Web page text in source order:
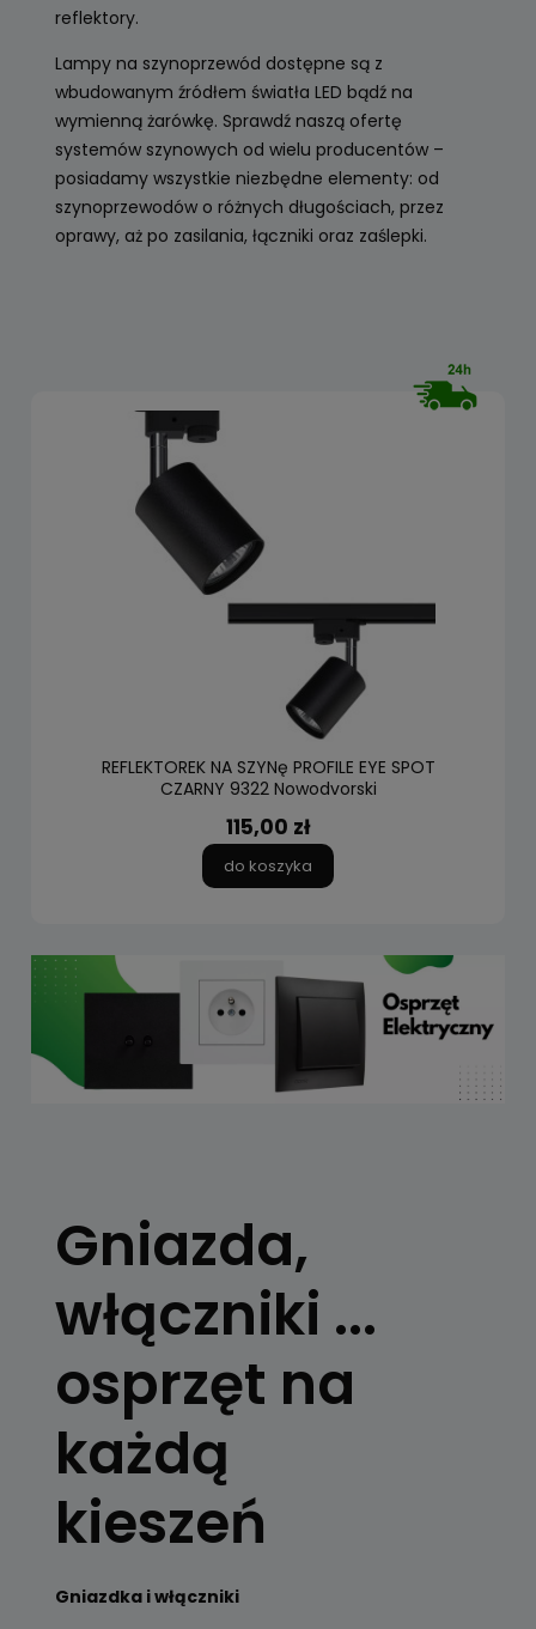
reflektory.
Lampy na szynoprzewód dostępne są z
wbudowanym źródłem światła LED bądź na
wymienną żarówkę. Sprawdź naszą ofertę
systemów szynowych od wielu producentów –
posiadamy wszystkie niezbędne elementy: od
szynoprzewodów o różnych długościach, przez
oprawy, aż po zasilania, łączniki oraz zaślepki.
REFLEKTOREK NA SZYNę PROFILE EYE SPOT
CZARNY 9322 Nowodvorski
115,00 zł
do koszyka
Gniazda,
włączniki ...
osprzęt na
każdą
kieszeń
Gniazdka i włączniki